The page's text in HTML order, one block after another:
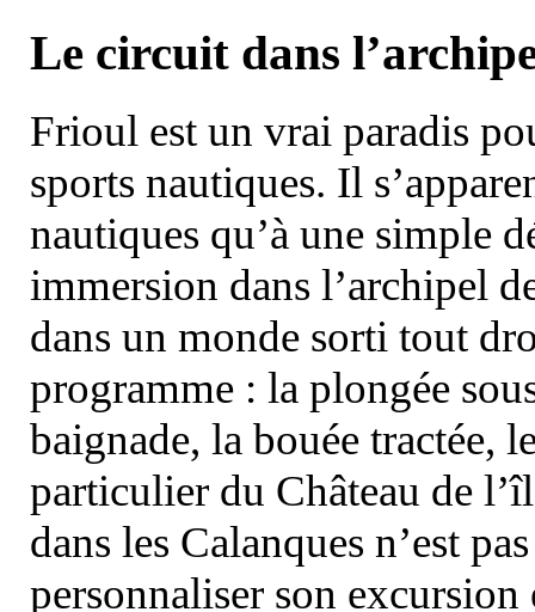
Le circuit dans
Frioul est un vrai paradis
sports nautiques. Il
nautiques qu’à une simple
immersion dans l’archipel
dans un monde sorti tout
programme : la plongée
baignade, la bouée tractée,
particulier du Château de
dans les Calanques n’est
personnaliser son